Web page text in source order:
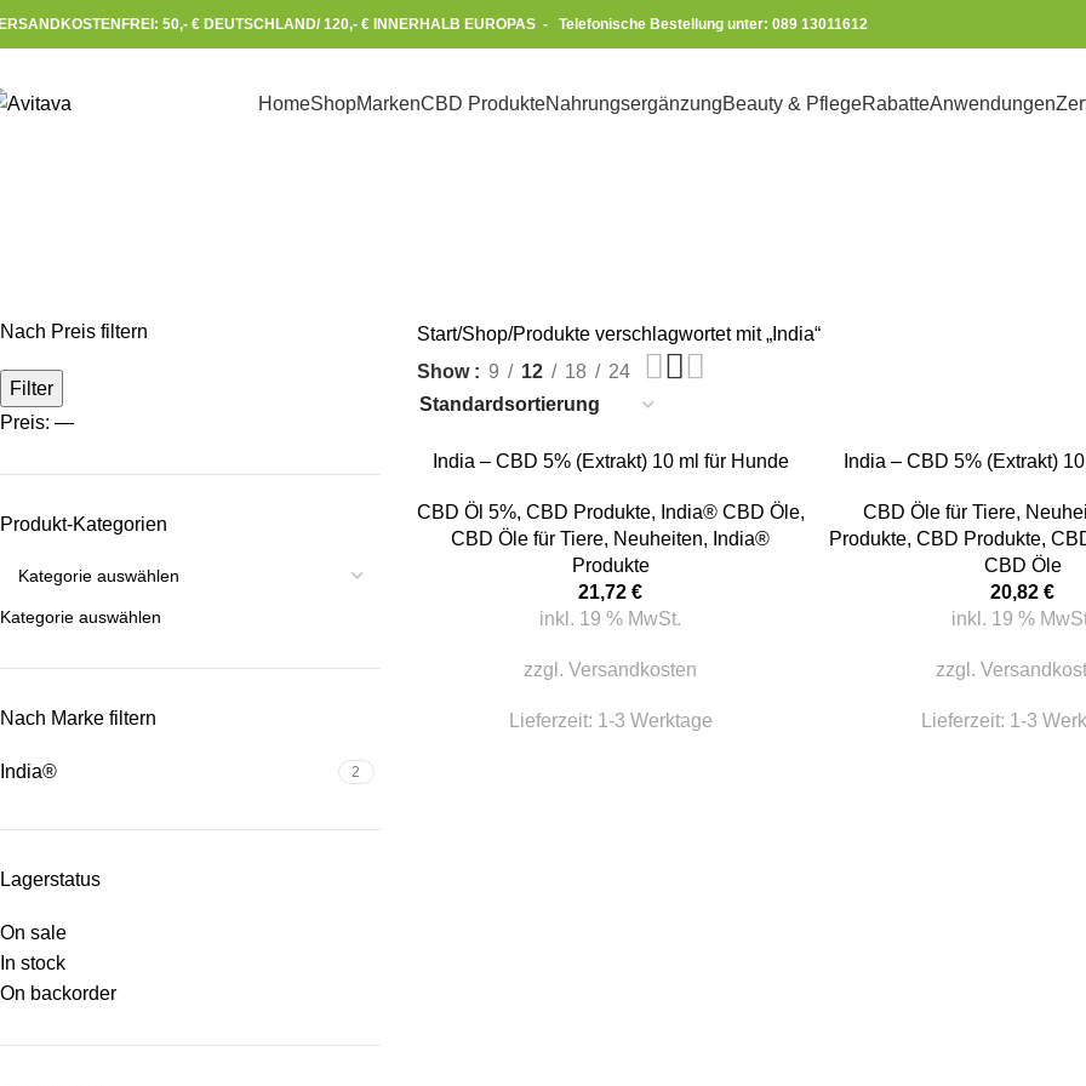
50,- € DEUTSCHLAND/ 120,- € INNERHALB EUROPAS - Telefonische Bestellung unter: 089 13011612
HomeShopMarkenCBD ProdukteNahrungsergänzungBeauty & PflegeRabatteAnwendungen
Nach Preis filtern
Filter
Preis: —
Produkt-Kategorien
Kategorie auswählen
Nach Marke filtern
India® 2
Lagerstatus
On sale
In stock
On backorder
Start Shop Produkte verschlagwortet mit „India“
Show
9 12 18 24
IN DEN WARENKORB
India – CBD 5% (Extrakt) 10 ml für Hunde
CBD Öl 5%, CBD Produkte, India® CBD Öle,
CBD Öle für Tiere, Neuheiten, India®
Produkte
21,72€
inkl. 19 % MwSt.
zzgl.Versandkosten
Lieferzeit: 1-3 Werktage
IN DEN WARENKORB
India – CBD 5% (Extrakt)
CBD Öle für Tiere,
Produkte, CBD Produkte,
CBD Öle
20,82€
inkl. 19 %
zzgl.
Lieferzeit: 1-3